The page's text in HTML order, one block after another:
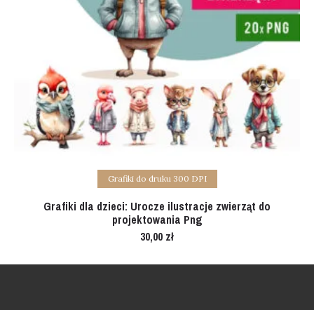
Add to cart
Grafiki do druku 300 DPI
Grafiki dla dzieci: Urocze ilustracje zwierząt do
projektowania Png
30,00 zł